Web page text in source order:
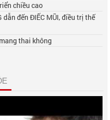
chiều cao
dẫn đến ĐIẾC MŨI, điều trị thế
thai không